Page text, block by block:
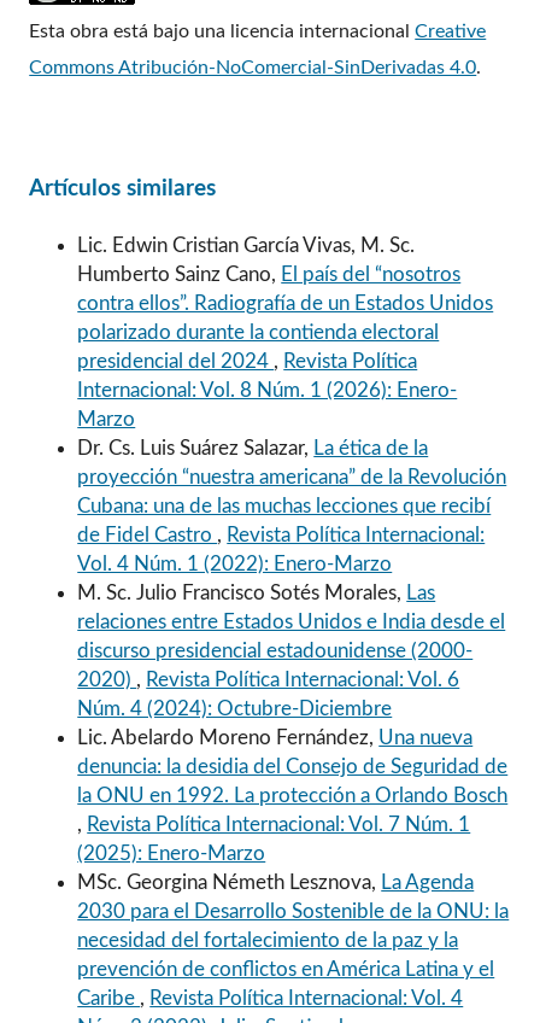
Esta obra está bajo una licencia internacionalCreative
Commons Atribución-NoComercial-SinDerivadas 4.0.
Artículos similares
Lic. Edwin Cristian García Vivas, M. Sc.
Humberto Sainz Cano, El país del “nosotros
contra ellos”. Radiografía de un Estados Unidos
polarizado durante la contienda electoral
presidencial del 2024 , Revista Política
Internacional: Vol. 8 Núm. 1 (2026): Enero-
Marzo
Dr. Cs. Luis Suárez Salazar, La ética de la
proyección “nuestra americana” de la Revolución
Cubana: una de las muchas lecciones que recibí
de Fidel Castro , Revista Política Internacional:
Vol. 4 Núm. 1 (2022): Enero-Marzo
M. Sc. Julio Francisco Sotés Morales, Las
relaciones entre Estados Unidos e India desde el
discurso presidencial estadounidense (2000-
2020) , Revista Política Internacional: Vol. 6
Núm. 4 (2024): Octubre-Diciembre
Lic. Abelardo Moreno Fernández, Una nueva
denuncia: la desidia del Consejo de Seguridad de
la ONU en 1992. La protección a Orlando Bosch
, Revista Política Internacional: Vol. 7 Núm. 1
(2025): Enero-Marzo
MSc. Georgina Németh Lesznova, La Agenda
2030 para el Desarrollo Sostenible de la ONU: la
necesidad del fortalecimiento de la paz y la
prevención de conflictos en América Latina y el
Caribe , Revista Política Internacional: Vol. 4